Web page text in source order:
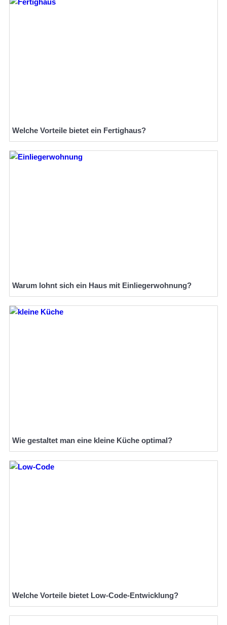
Welche Vorteile bietet ein Fertighaus?
Warum lohnt sich ein Haus mit Einliegerwohnung?
Wie gestaltet man eine kleine Küche optimal?
Welche Vorteile bietet Low-Code-Entwicklung?